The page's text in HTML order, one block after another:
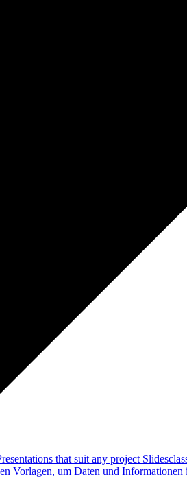
that suit any project
Vorlagen, um Daten und